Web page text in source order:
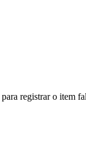
para registrar o item